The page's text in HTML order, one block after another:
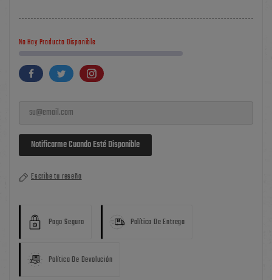
No Hay Producto Disponible
Notificarme Cuando Esté Disponible
Escribe tu reseña
Pago Seguro Política De Entrega
Política De Devolución